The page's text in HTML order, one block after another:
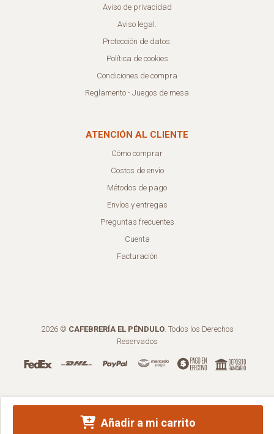
Añadir a mi carrito
Aviso de privacidad
Aviso legal.
Protección de datos.
Política de cookies
Condiciones de compra
Reglamento - Juegos de mesa
ATENCIÓN AL CLIENTE
Cómo comprar
Costos de envío
Métodos de pago
Envíos y entregas
Preguntas frecuentes
Cuenta
Facturación
2026 © CAFEBRERÍA EL PÉNDULO. Todos los Derechos
Reservados